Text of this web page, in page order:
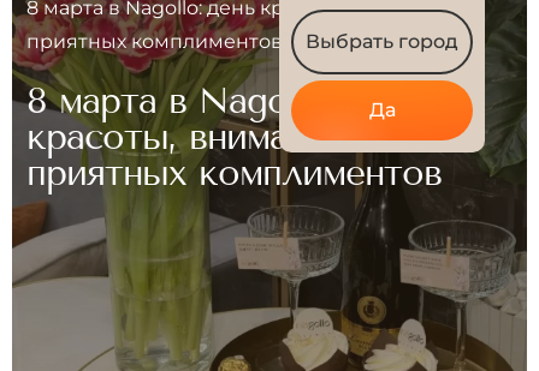
Выбрать город
Да
8 марта в Nagollo: день красоты, внимания и
приятных комплиментов
8 марта в Nagollo: день
красоты, внимания и
приятных комплиментов